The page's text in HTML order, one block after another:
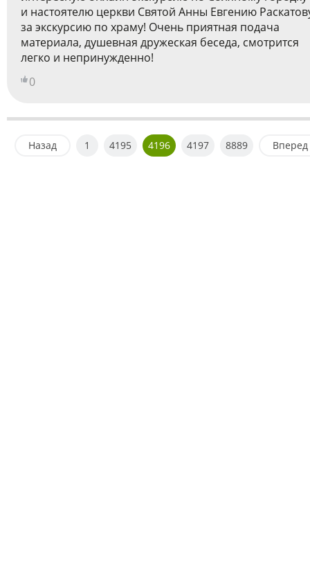
и настоятелю церкви Святой Анны Евгению
за экскурсию по храму! Очень приятная подача
материала, душевная дружеская беседа, смотрится
легко и непринужденно!
0
Назад 1 4195 4196 4197 8889 Вперед